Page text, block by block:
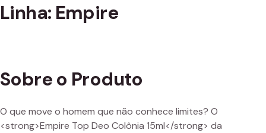
Linha: Empire
Sobre o Produto
O que move o homem que não conhece limites? O
<strong>Empire Top Deo Colônia 15ml</strong> da